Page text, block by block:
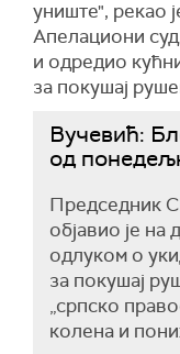
униште", рекао
Апелациони
и одредио
за покушај
Вучевић:
од
Председник
објавио је на
одлуком о
за покушај
„српско
колена и